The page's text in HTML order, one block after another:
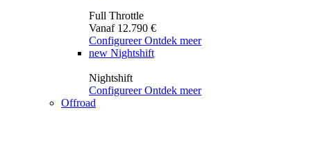
Full Throttle
Vanaf 12.790 €
Configureer Ontdek meer
new Nightshift
Nightshift
Configureer Ontdek meer
Offroad